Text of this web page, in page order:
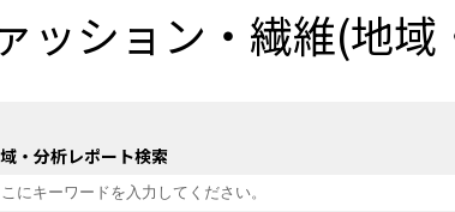
ッション・繊維(地
・分析レポート検索